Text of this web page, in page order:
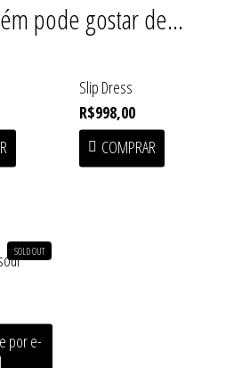
pode gostar de…
Slip Dress
R$998,00
COMPRAR
por e-
SOLD OUT
Casacos
Linha Home
Saias
Shorts/Calças
Macuco